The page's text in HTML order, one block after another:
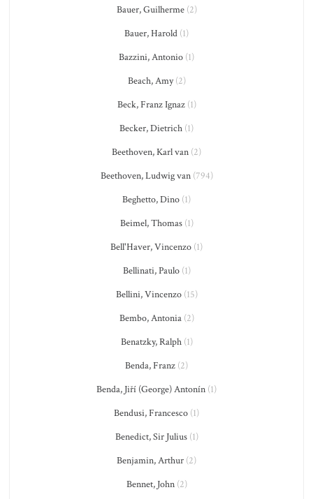
Bauer, Guilherme(2)
Bauer, Harold (1)
Bazzini, Antonio (1)
Beach, Amy(2)
Beck, Franz Ignaz(1)
Becker, Dietrich (1)
Beethoven, Karl van (2)
Beethoven, Ludwig van(794)
Beghetto, Dino (1)
Beimel, Thomas(1)
Bell'Haver, Vincenzo (1)
Bellinati, Paulo(1)
Bellini, Vincenzo(15)
Bembo, Antonia(2)
Benatzky, Ralph(1)
Benda, Franz (2)
Benda, Jiří (George) Antonín (1)
Bendusi, Francesco (1)
Benedict, Sir Julius(1)
Benjamin, Arthur (2)
Bennet, John(2)